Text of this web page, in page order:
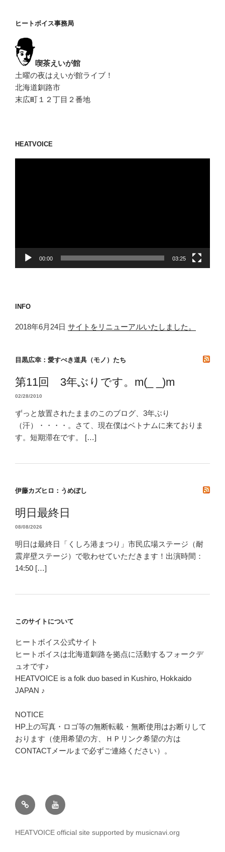
ヒートボイス事務局
喫茶えいが館
土曜の夜はえいが館ライブ！
北海道釧路市
末広町１２丁目２番地
HEATVOICE
00:00 03:25
INFO
2018年6月24日 サイトをリニューアルいたしました。
目黒広幸：愛すべき道具（モノ）たち
第11回 3年ぶりです。m(_ _)m
02/28/2010
ずっと放置されたままのこのブログ、3年ぶり
（汗）・・・・。さて、現在僕はベトナムに来ておりま
す。短期滞在です。 […]
伊藤カズヒロ：うめぼし
明日最終日
08/08/2026
明日は最終日「くしろ港まつり」市民広場ステージ（耐
震岸壁ステージ）で歌わせていただきます！出演時間：
14:50 […]
このサイトについて
ヒートボイス公式サイト
ヒートボイスは北海道釧路を拠点に活動するフォークデ
ュオです♪
HEATVOICE is a folk duo based in Kushiro, Hokkaido
JAPAN ♪
NOTICE
HP上の写真・ロゴ等の無断転載・無断使用はお断りして
おります（使用希望の方、ＨＰリンク希望の方は
CONTACTメールまで必ずご連絡ください）。
twitter youtube
HEATVOICE official site supported by musicnavi.org